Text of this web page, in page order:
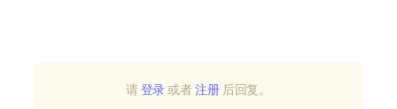
请登录或者注册后回复。